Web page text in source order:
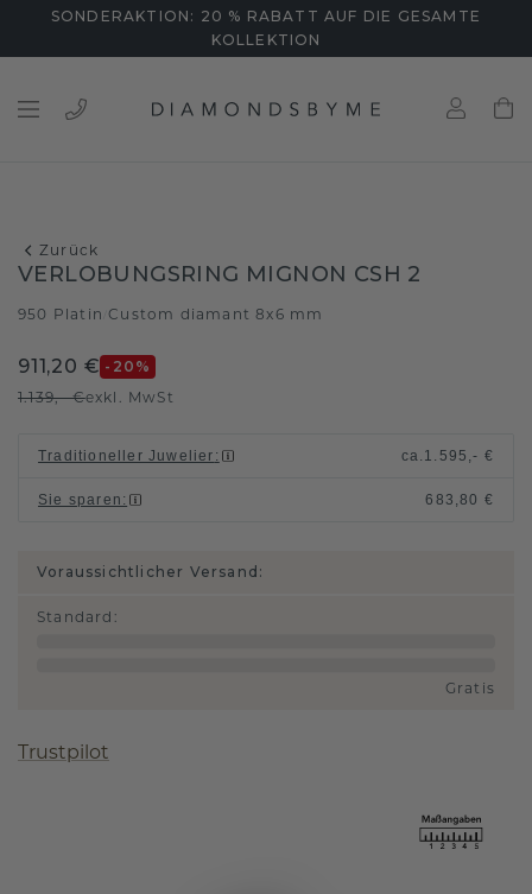
SONDERAKTION: 20 % RABATT AUF DIE GESAMTE
KOLLEKTION
Zurück
VERLOBUNGSRING MIGNON CSH 2
950 Platin /Custom diamant 8x6 mm
911,20 € -20 %
1.139,- €exkl. MwSt
Traditioneller Juwelier : ca. 1.595,- €
Sie sparen : 683,80 €
Voraussichtlicher Versand:
Standard :
Gratis
Trustpilot